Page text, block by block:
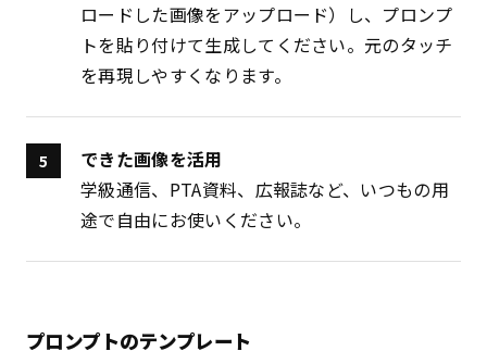
ロードした画像をアップロード）し、プロンプ
トを貼り付けて生成してください。元のタッチ
を再現しやすくなります。
できた画像を活用
学級通信、PTA資料、広報誌など、いつもの用
途で自由にお使いください。
プロンプトのテンプレート